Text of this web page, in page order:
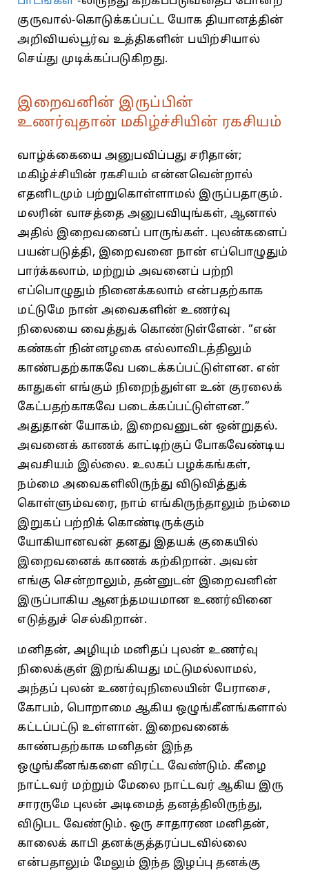
குருவால்-கொடுக்கப்பட்ட யோக தியானத்தின்
அறிவியல்பூர்வ உத்திகளின் பயிற்சியால்
செய்து முடிக்கப்படுகிறது.
இறைவனின் இருப்பின்
உணர்வுதான் மகிழ்ச்சியின் ரகசியம்
வாழ்க்கையை அனுபவிப்பது சரிதான்‌;
மகிழ்ச்சியின்‌ ரகசியம்‌ என்னவென்றால்‌
எதனிடமும்‌ பற்றுகொள்ளாமல்‌ இருப்பதாகும்‌.
மலரின்‌ வாசத்தை அனுபவியுங்கள்‌, ஆனால்‌
அதில்‌ இறைவனைப்‌ பாருங்கள்‌. புலன்களைப்‌
பயன்படுத்தி, இறைவனை நான்‌ எப்பொழுதும்‌
பார்க்கலாம்‌, மற்றும்‌ அவனைப்‌ பற்றி
எப்பொழுதும்‌ நினைக்கலாம்‌ என்பதற்காக
மட்டுமே நான்‌ அவைகளின்‌ உணர்வு
நிலையை வைத்துக்‌ கொண்டுள்ளேன்‌. “என்‌
கண்கள்‌ நின்னழகை எல்லாவிடத்திலும்‌
காண்பதற்காகவே படைக்கப்பட்டுள்ளன. என்‌
காதுகள்‌ எங்கும்‌ நிறைந்துள்ள உன்‌ குரலைக்‌
கேட்பதற்காகவே படைக்கப்பட்டுள்ளன.”
அதுதான்‌ யோகம்‌, இறைவனுடன்‌ ஒன்றுதல்‌.
அவனைக்‌ காணக்‌ காட்டிற்குப் ‌போகவேண்டிய
அவசியம்‌ இல்லை. உலகப்‌ பழக்கங்கள்‌,
நம்மை அவைகளிலிருந்து விடுவித்துக்‌
கொள்ளும்வரை, நாம்‌ எங்கிருந்தாலும்‌ நம்மை
இறுகப்‌ பற்றிக்‌ கொண்டிருக்கும்‌
யோகியானவன்‌ தனது இதயக்‌ குகையில்‌
இறைவனைக்‌ காணக் கற்கிறான்‌. அவன்‌
எங்கு சென்றாலும்‌, தன்னுடன்‌ இறைவனின்‌
இருப்பாகிய ஆனந்தமயமான உணர்வினை
எடுத்துச் ‌செல்கிறான்‌.
மனிதன்‌, அழியும்‌ மனிதப்‌ புலன்‌ உணர்வு
நிலைக்குள்‌ இறங்கியது மட்டுமல்லாமல்‌,
அந்தப்‌ புலன்‌ உணர்வுநிலையின்‌ பேராசை,
கோபம்‌, பொறாமை ஆகிய ஒழுங்கீனங்களால்‌
கட்டப்பட்டு உள்ளான்‌. இறைவனைக்‌
காண்பதற்காக மனிதன்‌ இந்த
ஒழுங்கீனங்களை விரட்ட வேண்டும்‌. கீழை
நாட்டவர்‌ மற்றும்‌ மேலை நாட்டவர்‌ ஆகிய இரு
சாரருமே புலன்‌ அடிமைத்‌ தனத்திலிருந்து,
விடுபட வேண்டும்‌. ஒரு சாதாரண மனிதன்‌,
காலைக்‌ காபி தனக்குத்‌தரப்படவில்லை
என்பதாலும்‌ மேலும்‌ இந்த இழப்பு தனக்கு